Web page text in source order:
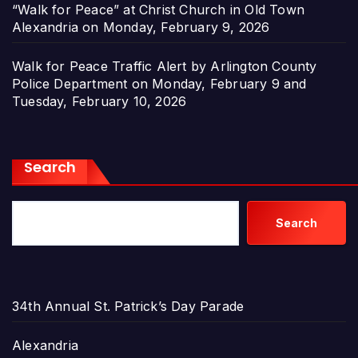
“Walk for Peace” at Christ Church in Old Town
Alexandria on Monday, February 9, 2026
Walk for Peace Traffic Alert by Arlington County
Police Department on Monday, February 9 and
Tuesday, February 10, 2026
Search
Search
34th Annual St. Patrick’s Day Parade
Alexandria